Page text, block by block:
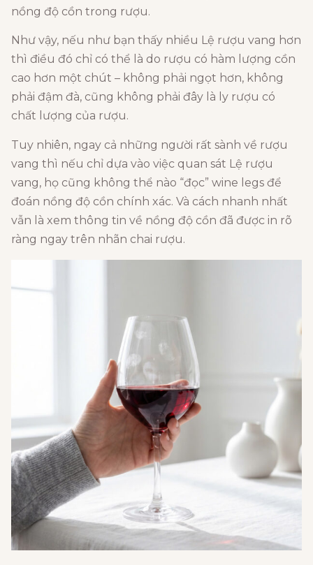
nồng độ cồn trong rượu.
Như vậy, nếu như bạn thấy nhiều Lệ rượu vang hơn
thì điều đó chỉ có thể là do rượu có hàm lượng cồn
cao hơn một chút – không phải ngọt hơn, không
phải đậm đà, cũng không phải đây là ly rượu có
chất lượng của rượu.
Tuy nhiên, ngay cả những người rất sành về rượu
vang thì nếu chỉ dựa vào việc quan sát Lệ rượu
vang, họ cũng không thể nào “đọc” wine legs để
đoán nồng độ cồn chính xác. Và cách nhanh nhất
vẫn là xem thông tin về nồng độ cồn đã được in rõ
ràng ngay trên nhãn chai rượu.